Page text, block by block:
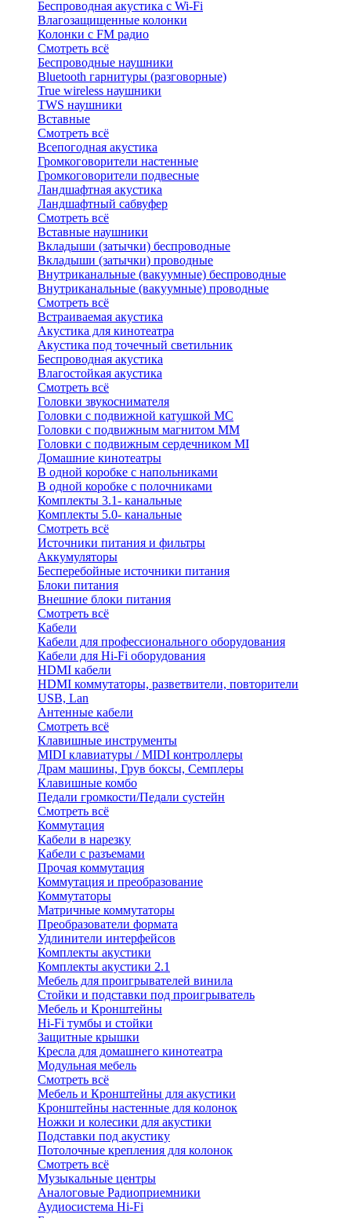
Беспроводная акустика с Wi-Fi
Влагозащищенные колонки
Колонки с FM радио
Смотреть всё
Беспроводные наушники
Bluetоoth гарнитуры (разговорные)
True wireless наушники
TWS наушники
Вставные
Смотреть всё
Всепогодная акустика
Громкоговорители настенные
Громкоговорители подвесные
Ландшафтная акустика
Ландшафтный сабвуфер
Смотреть всё
Вставные наушники
Вкладыши (затычки) беспроводные
Вкладыши (затычки) проводные
Внутриканальные (вакуумные) беспроводные
Внутриканальные (вакуумные) проводные
Смотреть всё
Встраиваемая акустика
Акустика для кинотеатра
Акустика под точечный светильник
Беспроводная акустика
Влагостойкая акустика
Смотреть всё
Головки звукоснимателя
Головки с подвижной катушкой MC
Головки с подвижным магнитом ММ
Головки с подвижным сердечником MI
Домашние кинотеатры
В одной коробке с напольниками
В одной коробке с полочниками
Комплекты 3.1- канальные
Комплекты 5.0- канальные
Смотреть всё
Источники питания и фильтры
Аккумуляторы
Бесперебойные источники питания
Блоки питания
Внешние блоки питания
Смотреть всё
Кабели
Кабели для профессионального оборудования
Кабели для Hi-Fi оборудования
HDMI кабели
HDMI коммутаторы, разветвители, повторители
USB, Lan
Антенные кабели
Смотреть всё
Клавишные инструменты
MIDI клавиатуры / MIDI контроллеры
Драм машины, Грув боксы, Семплеры
Клавишные комбо
Педали громкости/Педали сустейн
Смотреть всё
Коммутация
Кабели в нарезку
Кабели с разъемами
Прочая коммутация
Коммутация и преобразование
Коммутаторы
Матричные коммутаторы
Преобразователи формата
Удлинители интерфейсов
Комплекты акустики
Комплекты акустики 2.1
Мебель для проигрывателей винила
Стойки и подставки под проигрыватель
Мебель и Кронштейны
Hi-Fi тумбы и стойки
Защитные крышки
Кресла для домашнего кинотеатра
Модульная мебель
Смотреть всё
Мебель и Кронштейны для акустики
Кронштейны настенные для колонок
Ножки и колесики для акустики
Подставки под акустику
Потолочные крепления для колонок
Смотреть всё
Музыкальные центры
Аналоговые Радиоприемники
Аудиосистема Hi-Fi